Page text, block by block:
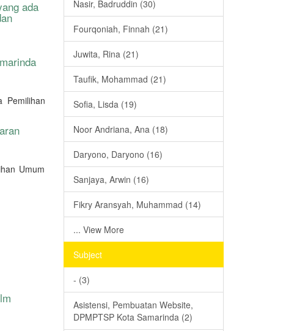
ada
Pemilihan
Umum
Nasir, Badruddin (30)
Fourqoniah, Finnah (21)
Juwita, Rina (21)
Taufik, Mohammad (21)
Sofia, Lisda (19)
Noor Andriana, Ana (18)
Daryono, Daryono (16)
Sanjaya, Arwin (16)
Fikry Aransyah, Muhammad (14)
... View More
Subject
- (3)
Asistensi, Pembuatan Website,
DPMPTSP Kota Samarinda (2)